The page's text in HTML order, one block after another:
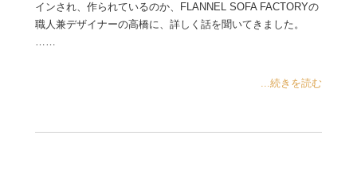
インされ、作られているのか、FLANNEL SOFA FACTORYの
職人兼デザイナーの高橋に、詳しく話を聞いてきました。
……
...続きを読む